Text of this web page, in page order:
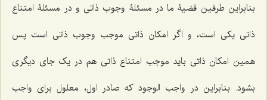
بنابراین طرفین قضیۀ ما در مسئلۀ وجوب ذاتى و در مسئلۀ امتناع
ذاتى یکى است، و اگر امکان ذاتى موجب وجوب ذاتى است پس
همین امکان ذاتى باید موجب امتناع ذاتى هم در یک جاى دیگرى
بشود. بنابراین در واجب الوجود که صادر اول، معلول براى واجب